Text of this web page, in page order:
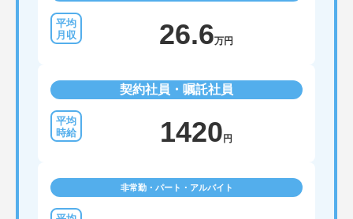
26.6万円
契約社員・嘱託社員
1420 円
非常勤・パート・アルバイト